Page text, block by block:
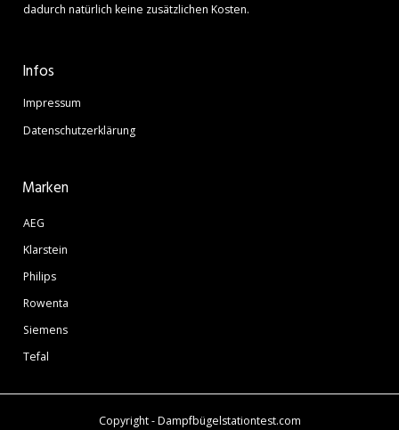
dadurch natürlich keine zusätzlichen Kosten.
Infos
Impressum
Datenschutzerklärung
Marken
AEG
Klarstein
Philips
Rowenta
Siemens
Tefal
Copyright - Dampfbügelstationtest.com